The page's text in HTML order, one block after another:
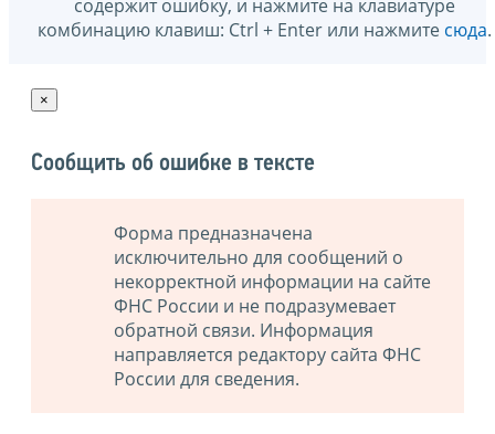
содержит ошибку, и нажмите на клавиатуре
комбинацию клавиш: Ctrl + Enter или нажмите сюда.
×
Сообщить об ошибке в тексте
Форма предназначена
исключительно для сообщений о
некорректной информации на сайте
ФНС России и не подразумевает
обратной связи. Информация
направляется редактору сайта ФНС
России для сведения.